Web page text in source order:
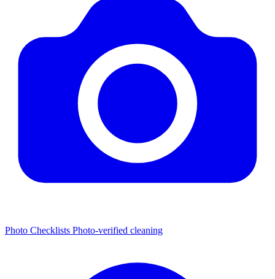
Photo Checklists Photo-verified cleaning